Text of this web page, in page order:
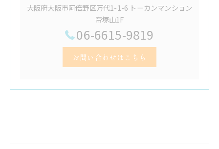
大阪府大阪市阿倍野区万代1-1-6 トーカンマンション
帝塚山1F
06-6615-9819
お問い合わせはこちら